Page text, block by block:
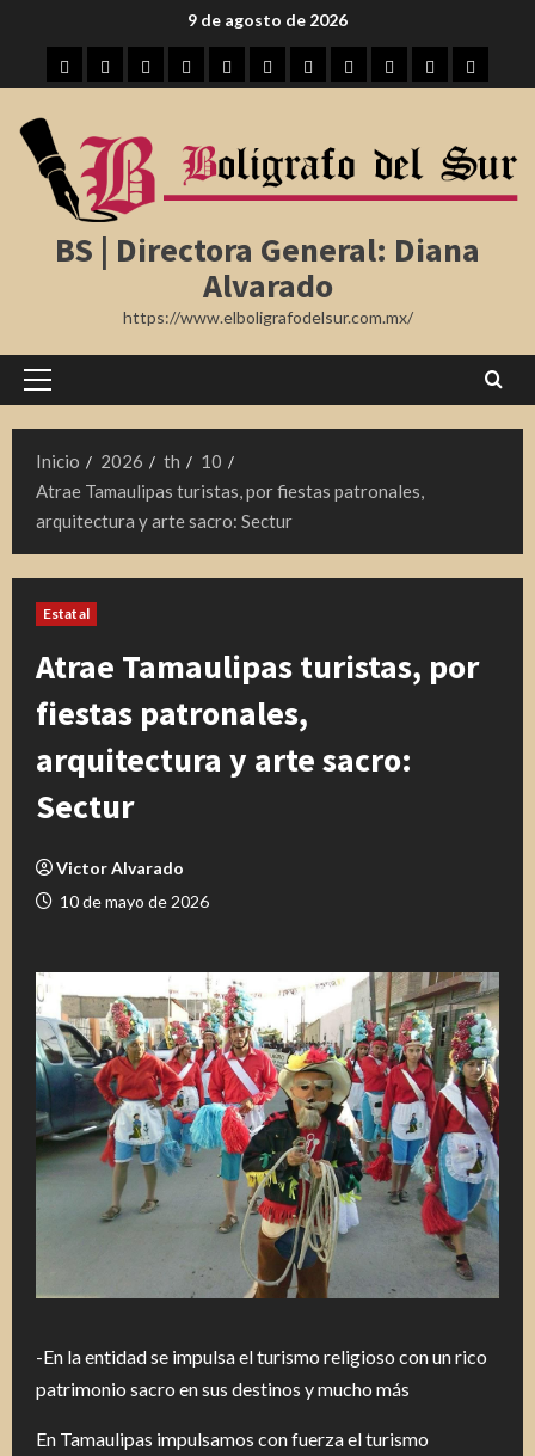
contenido
9 de agosto de 2026
InicioTampicoMaderoAltamiraTamaulipas
RegiónNota MéxicoInternacional
Farándula
BS | Directora General: Diana
Alvarado
https://www.elboligrafodelsur.com.mx/
Menú
Inicio
2026 th
10
Atrae Tamaulipas turistas, por fiestas patronales,
arquitectura y arte sacro: Sectur
Estatal
Atrae Tamaulipas turistas, por
fiestas patronales,
arquitectura y arte sacro:
Sectur
Victor Alvarado
10 de mayo de 2026
-En la entidad se impulsa el turismo religioso con un rico
patrimonio sacro en sus destinos y mucho más
En Tamaulipas impulsamos con fuerza el turismo